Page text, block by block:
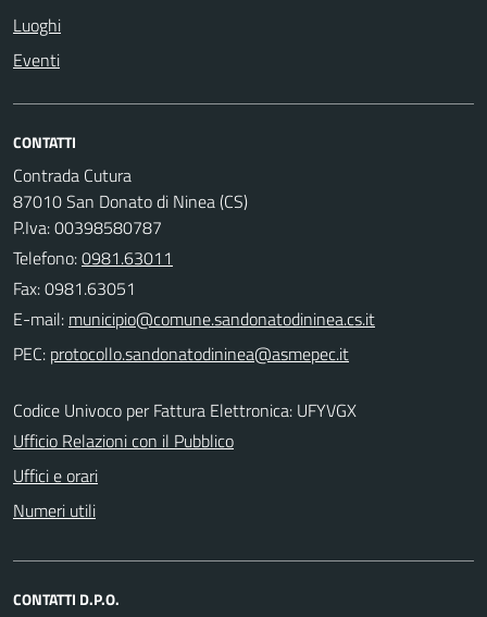
Luoghi
Eventi
CONTATTI
Contrada Cutura
87010 San Donato di Ninea (CS)
P.Iva: 00398580787
Telefono:0981.63011
Fax: 0981.63051
E-mail:
PEC:
Codice Univoco per Fattura Elettronica: UFYVGX
Ufficio Relazioni con il Pubblico
Uffici e orari
Numeri utili
CONTATTI D.P.O.